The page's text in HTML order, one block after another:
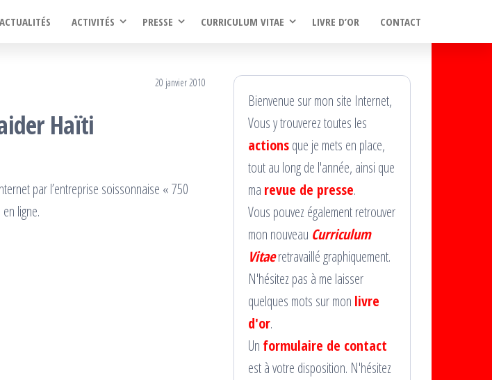
ACTUALITÉS ACTIVITÉS PRESSE CURRICULUM VITAE LIVRE D’OR CONTACT
20 janvier 2010
Haïti
par l’entreprise soissonnaise « 750
ligne.
Bienvenue sur mon site Internet,
Vous y trouverez toutes les
actionsque je mets en place,
tout au long de l'année, ainsi que
ma revue de presse.
Vous pouvez également retrouver
mon nouveau Curriculum
Vitaeretravaillé graphiquement.
N'hésitez pas à me laisser
quelques mots sur mon livre
d'or.
Un formulaire de contact
est à votre disposition. N'hésitez